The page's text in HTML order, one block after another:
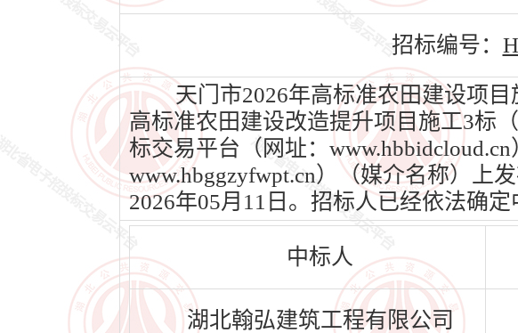
招标编号：
天门市2026年高标准农田建设项目
高标准农田建设改造提升项目施工3标
标交易平台（网址：
www.hbggzyfwpt.cn）（媒介名称）上
2026年05月11日。招标人已经依法确
中标人
湖北翰弘建筑工程有限公司